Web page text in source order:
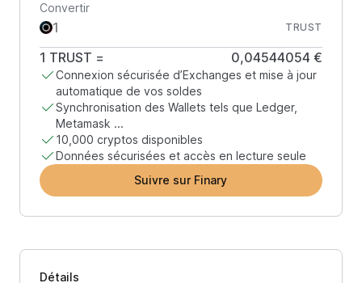
Convertir
TRUST
1 TRUST = 0,04544054 €
Connexion sécurisée d’Exchanges et mise à jour
automatique de vos soldes
Synchronisation des Wallets tels que Ledger,
Metamask ...
10,000 cryptos disponibles
Données sécurisées et accès en lecture seule
Suivre sur Finary
Détails